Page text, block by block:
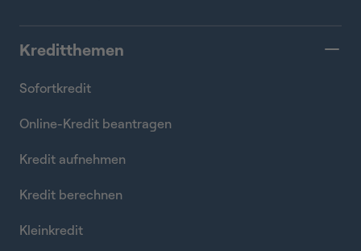
Kreditthemen
Sofortkredit
Online-Kredit beantragen
Kredit aufnehmen
Kredit berechnen
Kleinkredit